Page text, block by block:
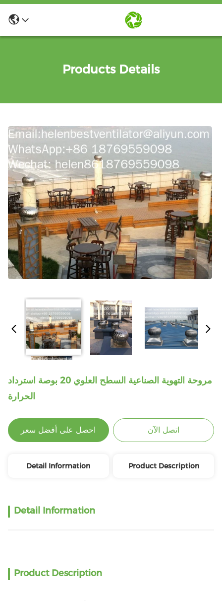
Products Details
مروحة التهوية الصناعية السطح العلوي 20 بوصة استرداد
الحرارة
احصل على أفضل سعر اتصل الآن
Detail Information Product Description
Detail Information
Product Description